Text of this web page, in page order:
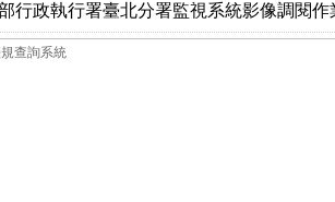
行政執行署臺北分署監視系統影像調閱作
查詢系統